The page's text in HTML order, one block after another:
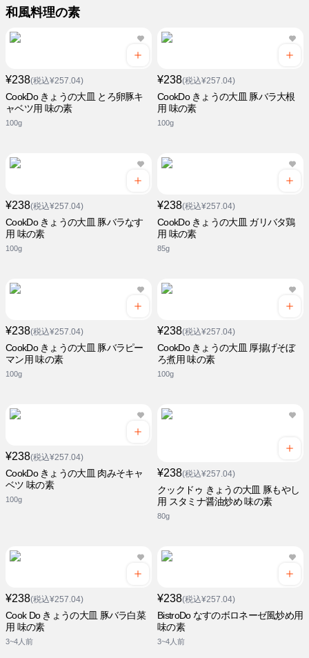
和風料理の素
¥238(税込¥257.04)
CookDo きょうの大皿 とろ卵豚キ
ャベツ用 味の素
100g
¥238(税込¥257.04)
CookDo きょうの大皿 豚バラ大根
用 味の素
100g
¥238(税込¥257.04)
CookDo きょうの大皿 豚バラなす
用 味の素
100g
¥238(税込¥257.04)
CookDo きょうの大皿 ガリバタ鶏
用 味の素
85g
¥238(税込¥257.04)
CookDo きょうの大皿 豚バラピー
マン用 味の素
100g
¥238(税込¥257.04)
CookDo きょうの大皿 厚揚げそぼ
ろ煮用 味の素
100g
¥238(税込¥257.04)
CookDo きょうの大皿 肉みそキャ
ベツ 味の素
100g
¥238(税込¥257.04)
クックドゥ きょうの大皿 豚もやし
用 スタミナ醤油炒め 味の素
80g
¥238(税込¥257.04)
Cook Do きょうの大皿 豚バラ白菜
用 味の素
3~4人前
¥238(税込¥257.04)
BistroDo なすのボロネーゼ風炒め用
味の素
3~4人前